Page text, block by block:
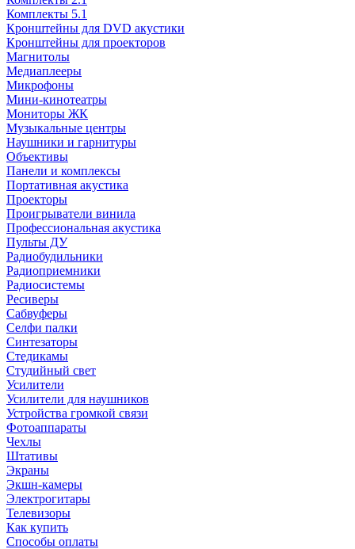
Комплекты 5.1
Кронштейны для DVD акустики
Кронштейны для проекторов
Магнитолы
Медиаплееры
Микрофоны
Мини-кинотеатры
Мониторы ЖК
Музыкальные центры
Наушники и гарнитуры
Объективы
Панели и комплексы
Портативная акустика
Проекторы
Проигрыватели винила
Профессиональная акустика
Пульты ДУ
Радиобудильники
Радиоприемники
Радиосистемы
Ресиверы
Сабвуферы
Селфи палки
Синтезаторы
Стедикамы
Студийный свет
Усилители
Усилители для наушников
Устройства громкой связи
Фотоаппараты
Чехлы
Штативы
Экраны
Экшн-камеры
Электрогитары
Телевизоры
Как купить
Способы оплаты